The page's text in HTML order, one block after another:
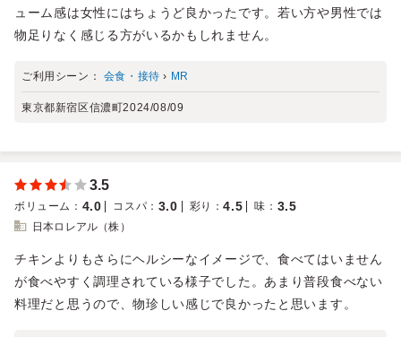
ューム感は女性にはちょうど良かったです。若い方や男性では
物足りなく感じる方がいるかもしれません。
ご利用シーン： 会食・接待 › MR
東京都新宿区信濃町2024/08/09
3.5
ボリューム ： 4.0 コスパ ： 3.0 彩り ：4.5 味 ： 3.5
日本ロレアル（株）
チキンよりもさらにヘルシーなイメージで、食べてはいません
が食べやすく調理されている様子でした。あまり普段食べない
料理だと思うので、物珍しい感じで良かったと思います。